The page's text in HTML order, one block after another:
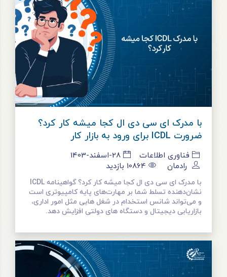
با مدرک ای سی دی ال کجا میشه کار کرد؟
ضرورت ICDL برای ورود به بازار کار
فناوری اطلاعات
28-اسفند-1403
رادمان
بازدید 10864
با مدرک ای سی دی ال کجا میشه کار کرد؟ گواهینامه ICDL
نشان‌دهنده تسلط شما بر مهارت‌های پایه کامپیوتری است
و می‌تواند شانس استخدام در شغل هایی مثل امور اداری،
بازاریابی دیجیتال و دستگاه های دولتی افزایش دهد.